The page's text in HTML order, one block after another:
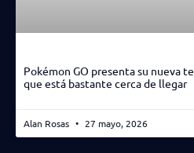
Pokémon GO presenta su nueva
que está bastante cerca de llegar
Alan Rosas 27 mayo, 2026